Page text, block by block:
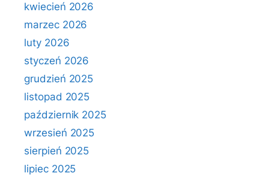
kwiecień 2026
marzec 2026
luty 2026
styczeń 2026
grudzień 2025
listopad 2025
październik 2025
wrzesień 2025
sierpień 2025
lipiec 2025